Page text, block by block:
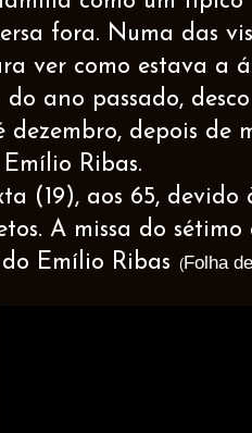
fora. Numa das
ver como estava a
do ano passado,
dezembro, depois de
Ribas.
(19), aos 65, devido
A missa do sétimo
Emílio Ribas ( Folha